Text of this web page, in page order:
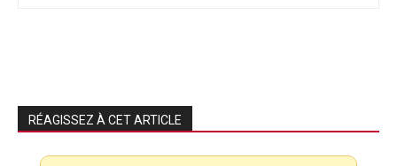
RÉAGISSEZ À CET ARTICLE